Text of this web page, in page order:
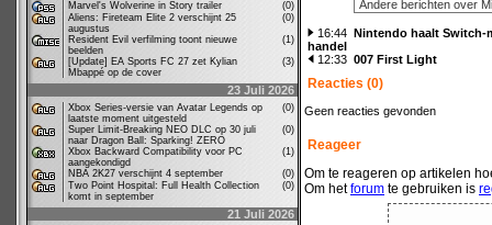
Marvel's Wolverine in Story trailer
(0)
Aliens: Fireteam Elite 2 verschijnt 25
augustus
(0)
Resident Evil verfilming toont nieuwe
beelden
(1)
[Update] EA Sports FC 27 zet Kylian
Mbappé op de cover
(3)
23 Juli 2026
Xbox Series-versie van Avatar Legends op
laatste moment uitgesteld
(0)
Super Limit-Breaking NEO DLC op 30 juli
naar Dragon Ball: Sparking! ZERO
(0)
Xbox Backward Compatibility voor PC
aangekondigd
(1)
NBA 2K27 verschijnt 4 september
(0)
Two Point Hospital: Full Health Collection
komt in september
(0)
21 Juli 2026
16:44 Nintendo haalt Switch-
handel
12:33 007 First Light
Reacties (0)
Geen reacties gevonden
Reageer
Om te reageren op artikelen
Om hetforum te gebruiken is